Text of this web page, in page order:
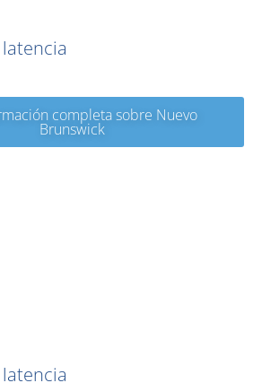
completa sobre Nuevo
Brunswick